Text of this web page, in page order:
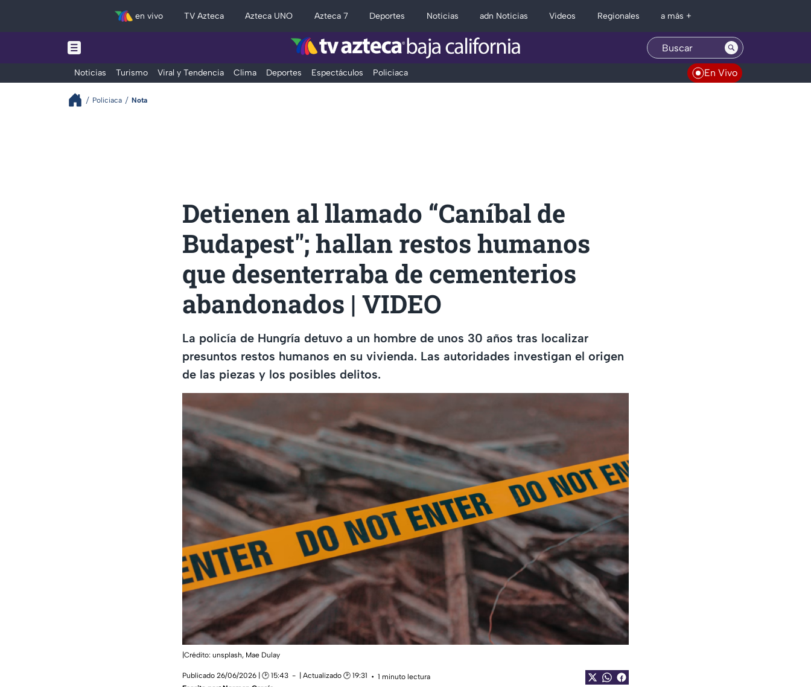
en vivo TV Azteca Azteca UNO Azteca 7 Deportes Noticias adn Noticias Videos Regionales a más +
Noticias Turismo Viral y Tendencia Clima Deportes Espectáculos Policiaca En Vivo
Policiaca Nota
Detienen al llamado “Caníbal de
Budapest"; hallan restos humanos
que desenterraba de cementerios
abandonados | VIDEO
La policía de Hungría detuvo a un hombre de unos 30 años tras localizar
presuntos restos humanos en su vivienda. Las autoridades investigan el origen
de las piezas y los posibles delitos.
|Crédito: unsplash, Mae Dulay
Publicado 26/06/2026 | 🕑 15:43 | Actualizado 🕑 19:31
1 minuto lectura